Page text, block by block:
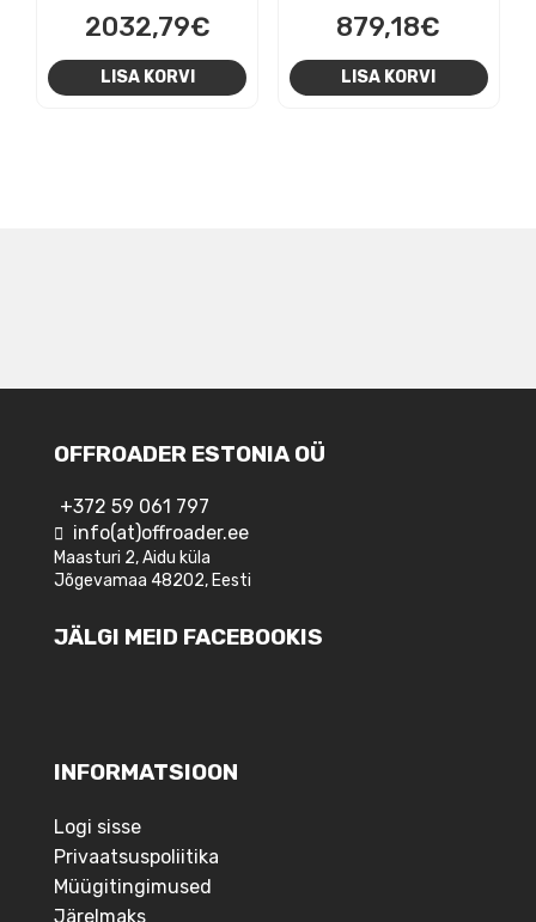
2032,79€
LISA KORVI
879,18€
LISA KORVI
OFFROADER ESTONIA OÜ
+372 59 061 797
info(at)offroader.ee
Maasturi 2, Aidu küla
Jõgevamaa 48202, Eesti
JÄLGI MEID FACEBOOKIS
INFORMATSIOON
Logi sisse
Privaatsuspoliitika
Müügitingimused
Järelmaks